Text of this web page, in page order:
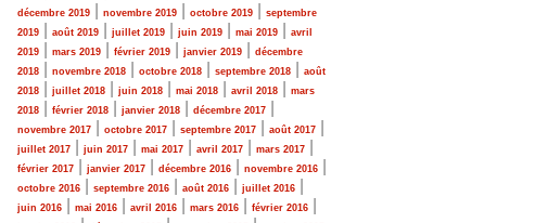
décembre 2019 novembre 2019 octobre 2019
septembre
2019
août 2019 juillet 2019 juin 2019 mai 2019
avril
2019
mars 2019 février 2019 janvier 2019
décembre
2018
novembre 2018 octobre 2018 septembre 2018
août
2018
juillet 2018 juin 2018 mai 2018 avril 2018
mars
2018
février 2018 janvier 2018 décembre 2017
novembre 2017 octobre 2017 septembre 2017 août 2017
juillet 2017 juin 2017 mai 2017 avril 2017 mars 2017
février 2017 janvier 2017 décembre 2016 novembre 2016
octobre 2016 septembre 2016 août 2016 juillet 2016
juin 2016 mai 2016 avril 2016 mars 2016 février 2016